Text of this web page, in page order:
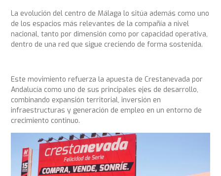
La evolución del centro de Málaga lo sitúa además como uno
de los espacios más relevantes de la compañía a nivel
nacional, tanto por dimensión como por capacidad operativa,
dentro de una red que sigue creciendo de forma sostenida.
Este movimiento refuerza la apuesta de Crestanevada por
Andalucía como uno de sus principales ejes de desarrollo,
combinando expansión territorial, inversión en
infraestructuras y generación de empleo en un entorno de
crecimiento continuo.